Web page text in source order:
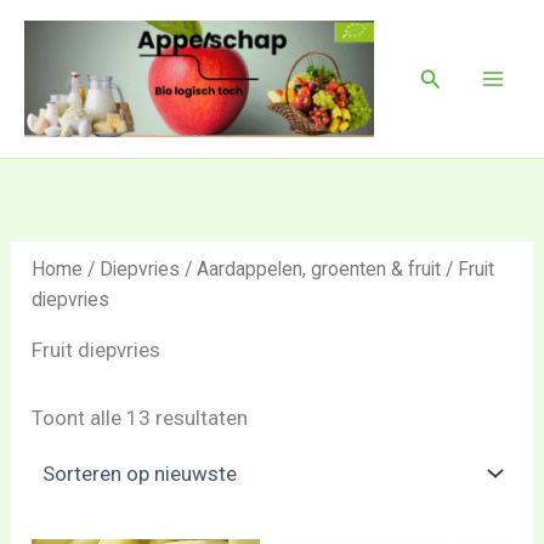
inhoud
Zoeken
Home / Diepvries /Aardappelen, groenten & fruit / Fruit
diepvries
Fruit diepvries
Toont alle 13 resultaten
op
nieuwste